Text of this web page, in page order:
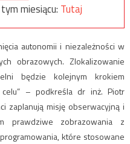
miesiącu: Tutaj
autonomii i niezależności w
obrazowych. Zlokalizowanie
będzie kolejnym krokiem
celu” – podkreśla dr inż. Piotr
zaplanują misję obserwacyjną i
prawdziwe zobrazowania z
które stosowane